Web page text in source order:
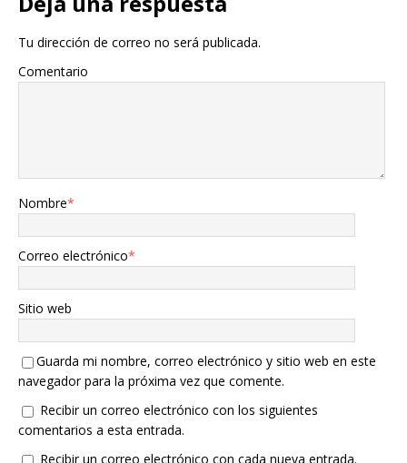
Tu dirección de correo no será publicada.
Comentario
Nombre*
Correo electrónico*
Sitio web
Guarda mi nombre, correo electrónico y sitio web en este
navegador para la próxima vez que comente.
Recibir un correo electrónico con los siguientes
comentarios a esta entrada.
Recibir un correo electrónico con cada nueva entrada.